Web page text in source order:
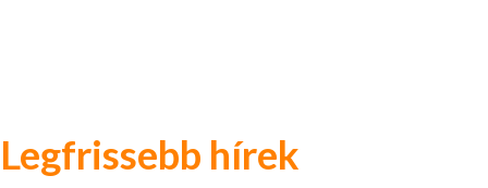
Legfrissebb hírek